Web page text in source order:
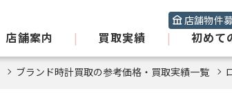
店舗物件
店舗案内 | 買取実績 | 初めて
ブランド時計買取の参考価格・買取実績一覧